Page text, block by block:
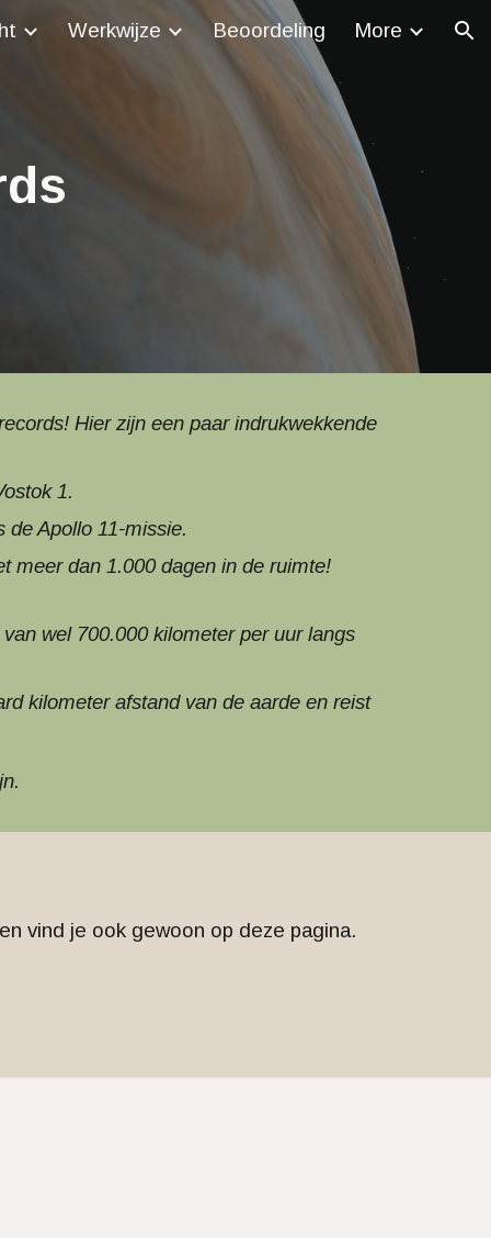
Werkwijze Beoordeling More
Hier zijn een paar indrukwekkende
1.
Apollo 11-missie.
meer dan 1.000 dagen in de ruimte!
wel 700.000 kilometer per uur langs
kilometer afstand van de aarde en reist
vind je ook gewoon op deze pagina.